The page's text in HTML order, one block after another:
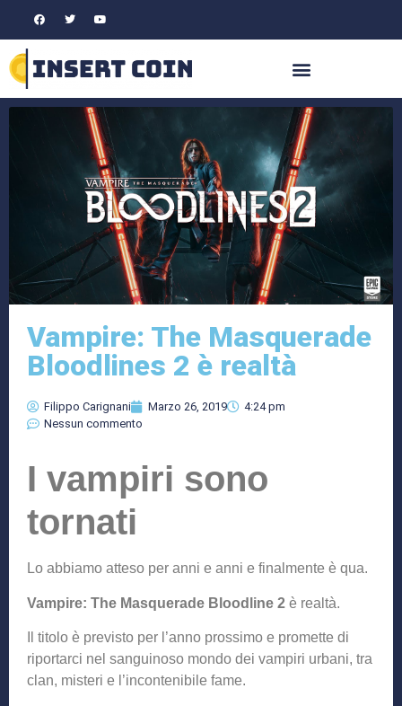
Vampire: The Masquerade
Bloodlines 2 è realtà
Filippo Carignani Marzo 26, 2019
4:24 pm
Nessun commento
I vampiri sono
tornati
Lo abbiamo atteso per anni e anni e finalmente è qua.
Vampire: The Masquerade Bloodline 2 è realtà.
Il titolo è previsto per l’anno prossimo e promette di
riportarci nel sanguinoso mondo dei vampiri urbani, tra
clan, misteri e l’incontenibile fame.